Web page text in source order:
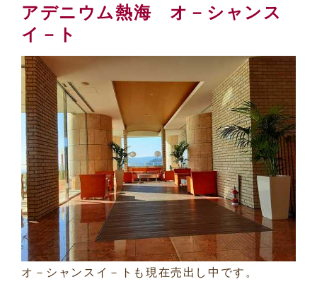
アデニウム熱海 オ－シャンス
イ－ト
オ－シャンスイ－トも現在売出し中です。